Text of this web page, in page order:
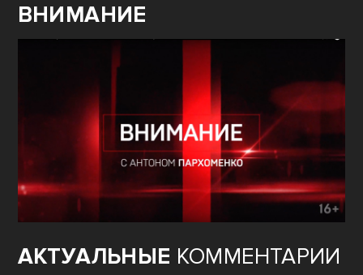
ВНИМАНИЕ
АКТУАЛЬНЫЕ КОММЕНТАРИИ